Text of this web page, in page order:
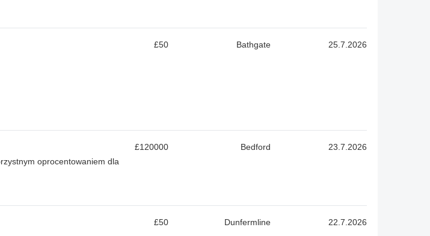
£50 Bathgate 25.7.2026
oprocentowaniem dla
£120000 Bedford 23.7.2026
£50 Dunfermline 22.7.2026